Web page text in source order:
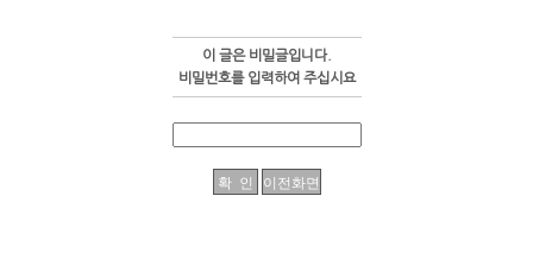
이 글은 비밀글입니다.
비밀번호를 입력하여 주십시요